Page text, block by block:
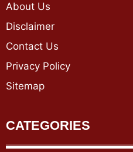
About Us
Disclaimer
Contact Us
Privacy Policy
Sitemap
CATEGORIES